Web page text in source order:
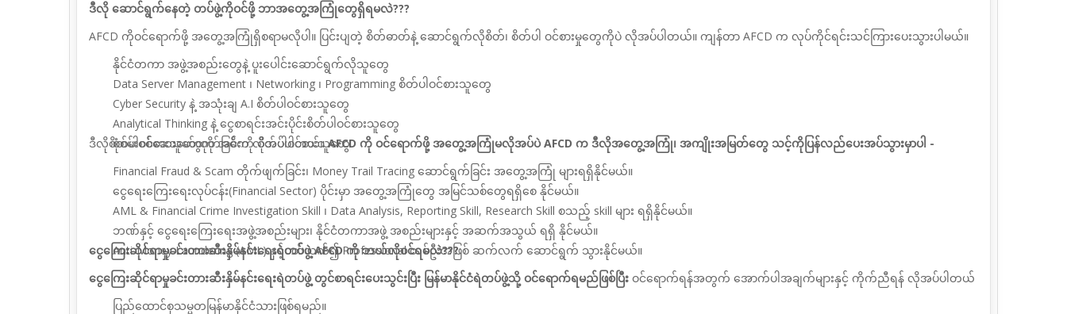
ဒီလို ဆောင်ရွက်နေတဲ့ တပ်ဖွဲ့ကိုဝင်ဖို့ ဘာအတွေ့အကြုံတွေရှိရမလဲ???
AFCD ကိုဝင်ရောက်ဖို့ အတွေ့အကြုံရှိစရာမလိုပါ။ ပြင်းပျတဲ့ စိတ်ဓာတ်နဲ့ ဆောင်ရွက်လိုစိတ်၊ စိတ်ပါ ဝင်စားမှုတွေကိုပဲ လိုအပ်ပါတယ်။ ကျန်တာ AFCD က လုပ်ကိုင်ရင်းသင်ကြားပေးသွားပါမယ်။
နိုင်ငံတကာ အဖွဲ့အစည်းတွေနဲ့ ပူးပေါင်းဆောင်ရွက်လိုသူတွေ
Data Server Management ၊ Networking ၊ Programming စိတ်ပါဝင်စားသူတွေ
Cyber Security နဲ့ အသုံးချ A.I စိတ်ပါဝင်စားသူတွေ
Analytical Thinking နဲ့ ငွေစာရင်းအင်းပိုင်းစိတ်ပါဝင်စားသူတွေ
စုံစမ်းစစ်ဆေးဖော်ထုတ်ခြင်းကို စိတ်ပါဝင်စားသူတွေ
ဒီလိုစိတ်ပါဝင်စားသူတွေကို အဓိက လိုအပ်ပါတယ်။AFCD ကို ဝင်ရောက်ဖို့ အတွေ့အကြုံမလိုအပ်ပဲ AFCD က ဒီလိုအတွေ့အကြုံ၊ အကျိုးအမြတ်တွေ သင့်ကိုပြန်လည်ပေးအပ်သွားမှာပါ -
Financial Fraud & Scam တိုက်ဖျက်ခြင်း၊ Money Trail Tracing ဆောင်ရွက်ခြင်း အတွေ့အကြုံ များရရှိနိုင်မယ်။
ငွေရေးကြေးရေးလုပ်ငန်း(Financial Sector) ပိုင်းမှာ အတွေ့အကြုံတွေ အမြင်သစ်တွေရရှိစေ နိုင်မယ်။
AML & Financial Crime Investigation Skill ၊ Data Analysis, Reporting Skill, Research Skill စသည့် skill များ ရရှိနိုင်မယ်။
ဘဏ်နှင့် ငွေရေးကြေးရေးအဖွဲ့အစည်းများ၊ နိုင်ငံတကာအဖွဲ့ အစည်းများနှင့် အဆက်အသွယ် ရရှိ နိုင်မယ်။
Anti-Money Laundering (AML) နှင့်ပတ်သက်၍ Professional တစ်ဦးအဖြစ် ဆက်လက် ဆောင်ရွက် သွားနိုင်မယ်။
ငွေကြေးဆိုင်ရာမှုခင်းတားဆီးနှိမ်နင်းရေးရဲတပ်ဖွဲ့ AFCD ကို ဘယ်လိုဝင်ရမလဲ???
ငွေကြေးဆိုင်ရာမှုခင်းတားဆီးနှိမ်နင်းရေးရဲတပ်ဖွဲ့ တွင်စာရင်းပေးသွင်းပြီး မြန်မာနိုင်ငံရဲတပ်ဖွဲ့သို့ ဝင်ရောက်ရမည်ဖြစ်ပြီး ဝင်ရောက်ရန်အတွက် အောက်ပါအချက်များနှင့် ကိုက်ညီရန် လိုအပ်ပါတယ်
ပြည်ထောင်စုသမ္မတမြန်မာနိုင်ငံသားဖြစ်ရမည်။